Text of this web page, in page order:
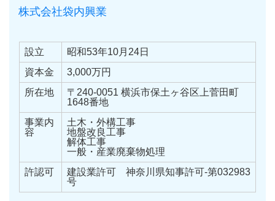
株式会社袋内興業
設立
昭和53年10月24日
資本金
3,000万円
所在地
〒240-0051 横浜市保土ヶ谷区上菅田町
1648番地
事業内
容
土木・外構工事
地盤改良工事
解体工事
一般・産業廃棄物処理
許認可
建設業許可 神奈川県知事許可-第032983
号